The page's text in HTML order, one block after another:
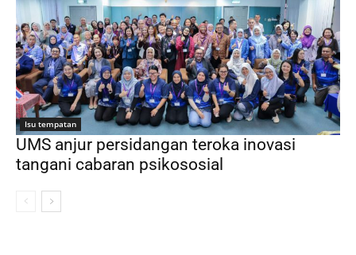
Isu tempatan
UMS anjur persidangan teroka inovasi
tangani cabaran psikososial